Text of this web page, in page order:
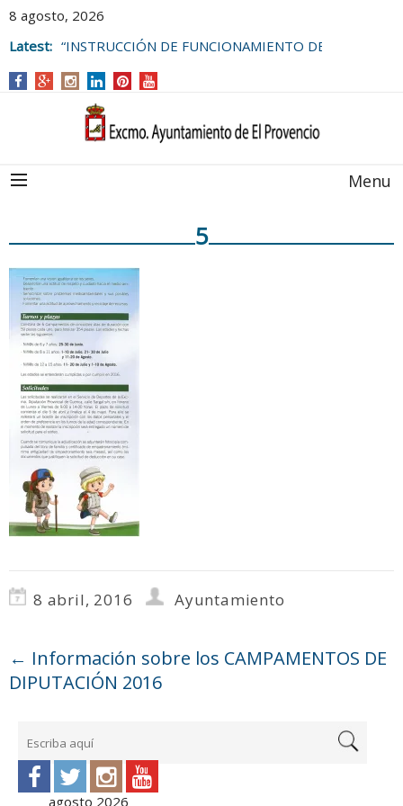
8 agosto, 2026
Latest: “INSTRUCCIÓN DE FUNCIONAMIENTO DE
AYUNTAMIENTO DE EL PROVENCIO
Menu
5
8 abril, 2016 Ayuntamiento
← Información sobre los CAMPAMENTOS DE
DIPUTACIÓN 2016
agosto 2026